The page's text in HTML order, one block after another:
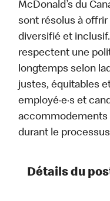
McDonald’s du
sont résolus à
diversifié et
respectent une
longtemps selon
justes, équitables
employé·e·s et
accommodements
durant le
Détails du